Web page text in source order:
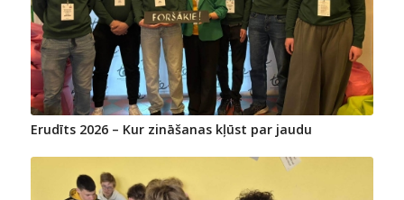
Erudīts 2026 – Kur zināšanas kļūst par jaudu